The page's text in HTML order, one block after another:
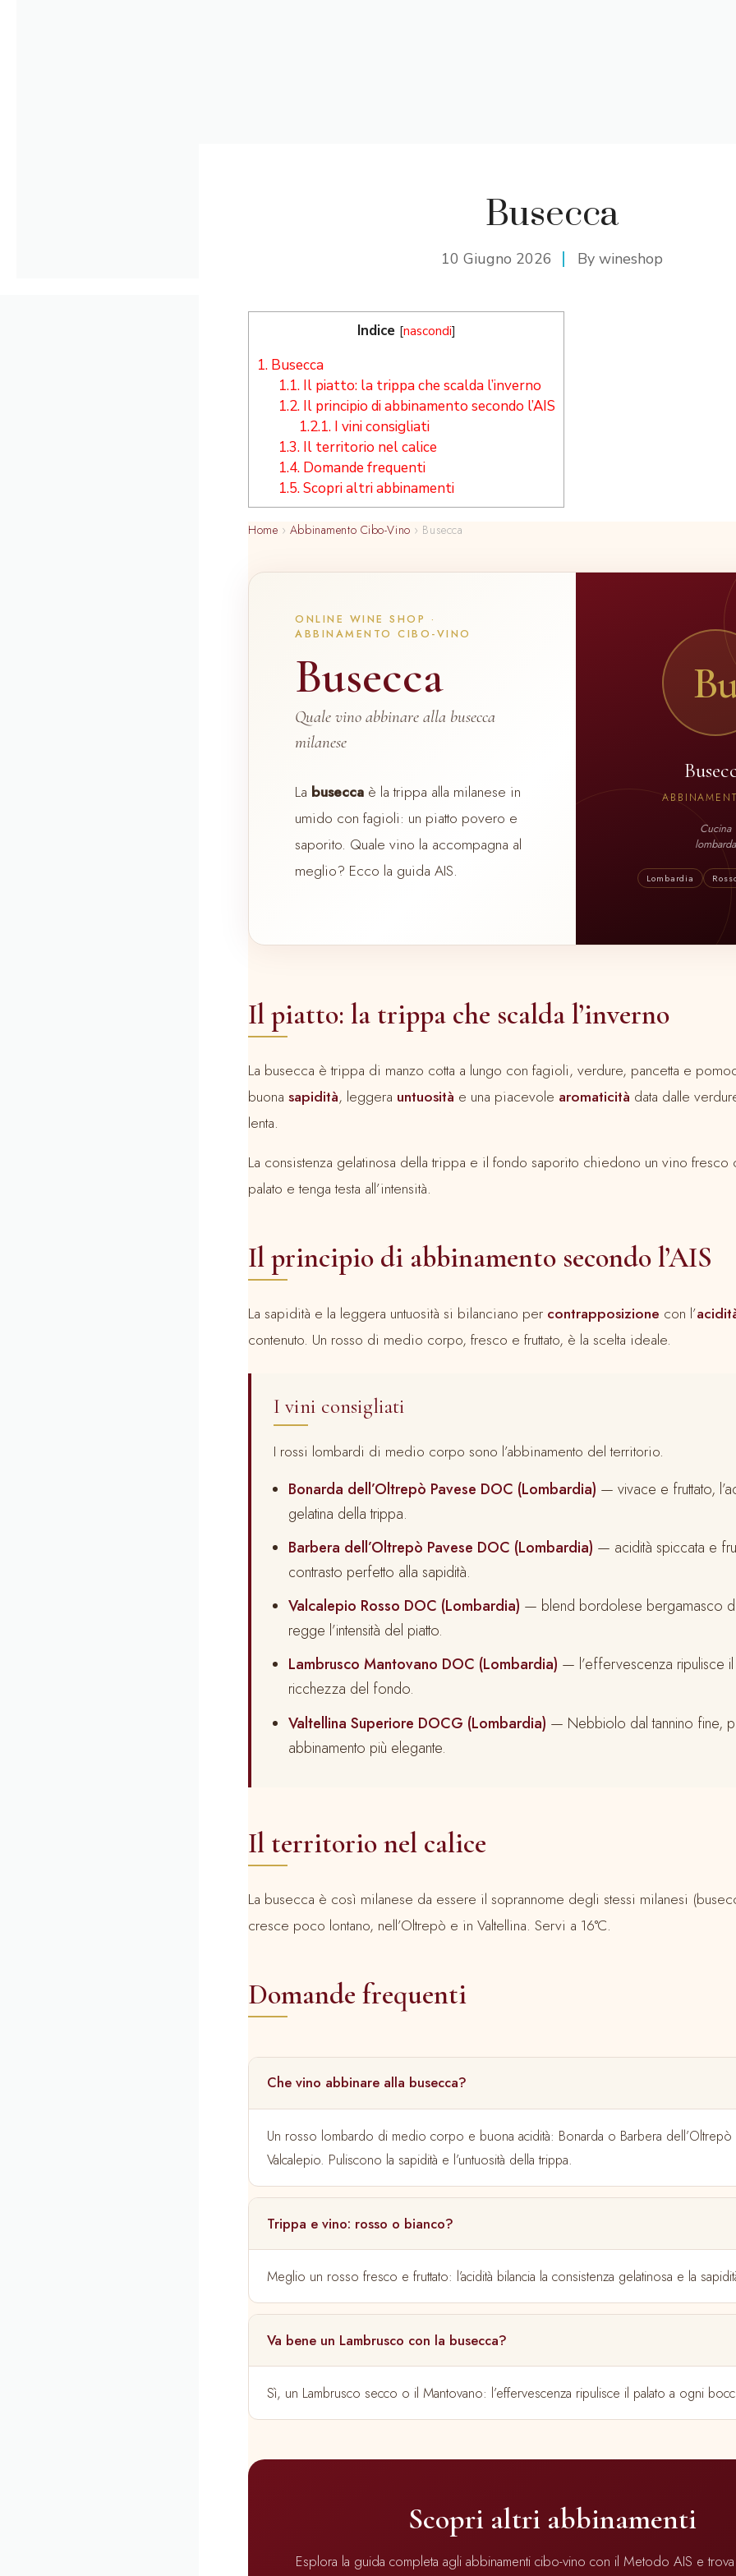
Busecca
10 Giugno 2026 By wineshop
Indice [nascondi]
1. Busecca
1.1.Il piatto: la trippa che scalda l’inverno
1.2.Il principio di abbinamento secondo l’AIS
1.2.1. I vini consigliati
1.3.Il territorio nel calice
1.4.Domande frequenti
1.5.Scopri altri abbinamenti
Home › Abbinamento Cibo-Vino › Busecca
ONLINE WINE SHOP ·
ABBINAMENTO CIBO-VINO
Busecca
Quale vino abbinare alla busecca
milanese
La busecca è la trippa alla milanese in
umido con fagioli: un piatto povero e
saporito. Quale vino la accompagna al
meglio? Ecco la guida AIS.
Cucina
lombarda
Lombardia
Il piatto: la trippa che scalda l’inverno
La busecca è trippa di manzo cotta a lungo con fagioli, verdure, pancetta e
buona sapidità, leggera untuosità e una piacevole aromaticità data dalle
lenta.
La consistenza gelatinosa della trippa e il fondo saporito chiedono un vino
palato e tenga testa all’intensità.
Il principio di abbinamento secondo l’AIS
La sapidità e la leggera untuosità si bilanciano per contrapposizione con l’
contenuto. Un rosso di medio corpo, fresco e fruttato, è la scelta ideale.
I vini consigliati
I rossi lombardi di medio corpo sono l’abbinamento del territorio.
Bonarda dell’Oltrepò Pavese DOC (Lombardia) — vivace e fruttato,
gelatina della trippa.
Barbera dell’Oltrepò Pavese DOC (Lombardia) — acidità spiccata e
contrasto perfetto alla sapidità.
Valcalepio Rosso DOC (Lombardia) — blend bordolese bergamasco
regge l’intensità del piatto.
Lambrusco Mantovano DOC (Lombardia) — l’effervescenza ripulisce
ricchezza del fondo.
Valtellina Superiore DOCG (Lombardia) — Nebbiolo dal tannino fine,
abbinamento più elegante.
Il territorio nel calice
La busecca è così milanese da essere il soprannome degli stessi milanesi
cresce poco lontano, nell’Oltrepò e in Valtellina. Servi a 16°C.
Domande frequenti
Che vino abbinare alla busecca?
Un rosso lombardo di medio corpo e buona acidità: Bonarda o Barbera dell’Oltrepò
Valcalepio. Puliscono la sapidità e l’untuosità della trippa.
Trippa e vino: rosso o bianco?
Meglio un rosso fresco e fruttato: l’acidità bilancia la consistenza gelatinosa e la
Va bene un Lambrusco con la busecca?
Sì, un Lambrusco secco o il Mantovano: l’effervescenza ripulisce il palato a ogni
Scopri altri abbinamenti
Esplora la guida completa agli abbinamenti cibo-vino con il Metodo AIS e